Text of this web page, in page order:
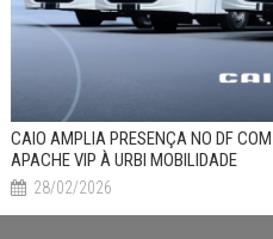
CAIO AMPLIA PRESENÇA NO DF
APACHE VIP À URBI MOBILIDADE
28/02/2026